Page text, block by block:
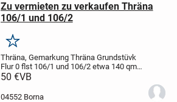
Zu vermieten zu verkaufen Thräna
106/1 und 106/2
Merken
Thräna, Gemarkung Thräna Grundstüvk
Flur 0 flst 106/1 und 106/2 etwa 140 qm
.Zu vermieten 300 euro pro zjahr zu
50 €VB
04552 Borna